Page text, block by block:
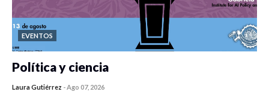
EVENTOS
Política y ciencia
Laura Gutiérrez -Ago 07, 2026